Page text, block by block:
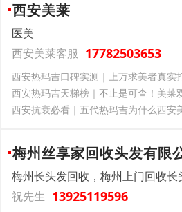
西安美莱
医美
西安美莱客服 17782503653
西安抗衰必看｜五代热玛吉为什么西安
梅州丝享家回收头发有限
梅州长头发回收，梅州上门回收
祝先生 13925119596